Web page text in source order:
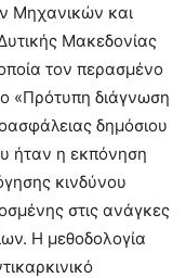
Μηχανικών και
Μακεδονίας
τον περασμένο
«Πρότυπη διάγνωση
δημόσιου
ήταν η εκπόνηση
κινδύνου
στις ανάγκες
Η μεθοδολογία